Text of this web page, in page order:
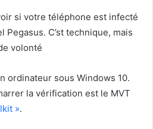
si votre téléphone est infecté
C’st technique, mais
volonté
ordinateur sous Windows 10.
la vérification est le MVT
».